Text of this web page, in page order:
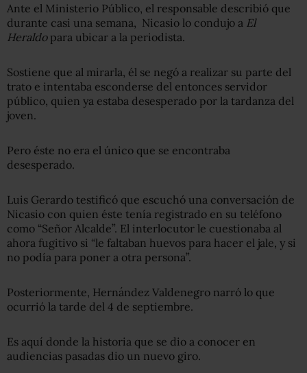
Ante el Ministerio Público, el responsable describió que
durante casi una semana, Nicasio lo condujo a El
Heraldopara ubicar a la periodista.
Sostiene que al mirarla, él se negó a realizar su parte del
trato e intentaba esconderse del entonces servidor
público, quien ya estaba desesperado por la tardanza del
joven.
Pero éste no era el único que se encontraba
desesperado.
Luis Gerardo testificó que escuchó una conversación de
Nicasio con quien éste tenía registrado en su teléfono
como “Señor Alcalde”. El interlocutor le cuestionaba al
ahora fugitivo si “le faltaban huevos para hacer el jale, y si
no podía para poner a otra persona”.
Posteriormente, Hernández Valdenegro narró lo que
ocurrió la tarde del 4 de septiembre.
Es aquí donde la historia que se dio a conocer en
audiencias pasadas dio un nuevo giro.